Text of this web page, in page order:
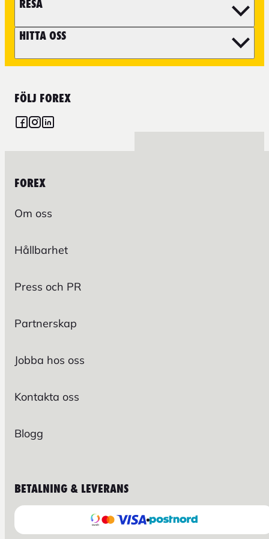
RESA
HITTA OSS
FÖLJ FOREX
FOREX
Om oss
Hållbarhet
Press och PR
Partnerskap
Jobba hos oss
Kontakta oss
Blogg
BETALNING & LEVERANS